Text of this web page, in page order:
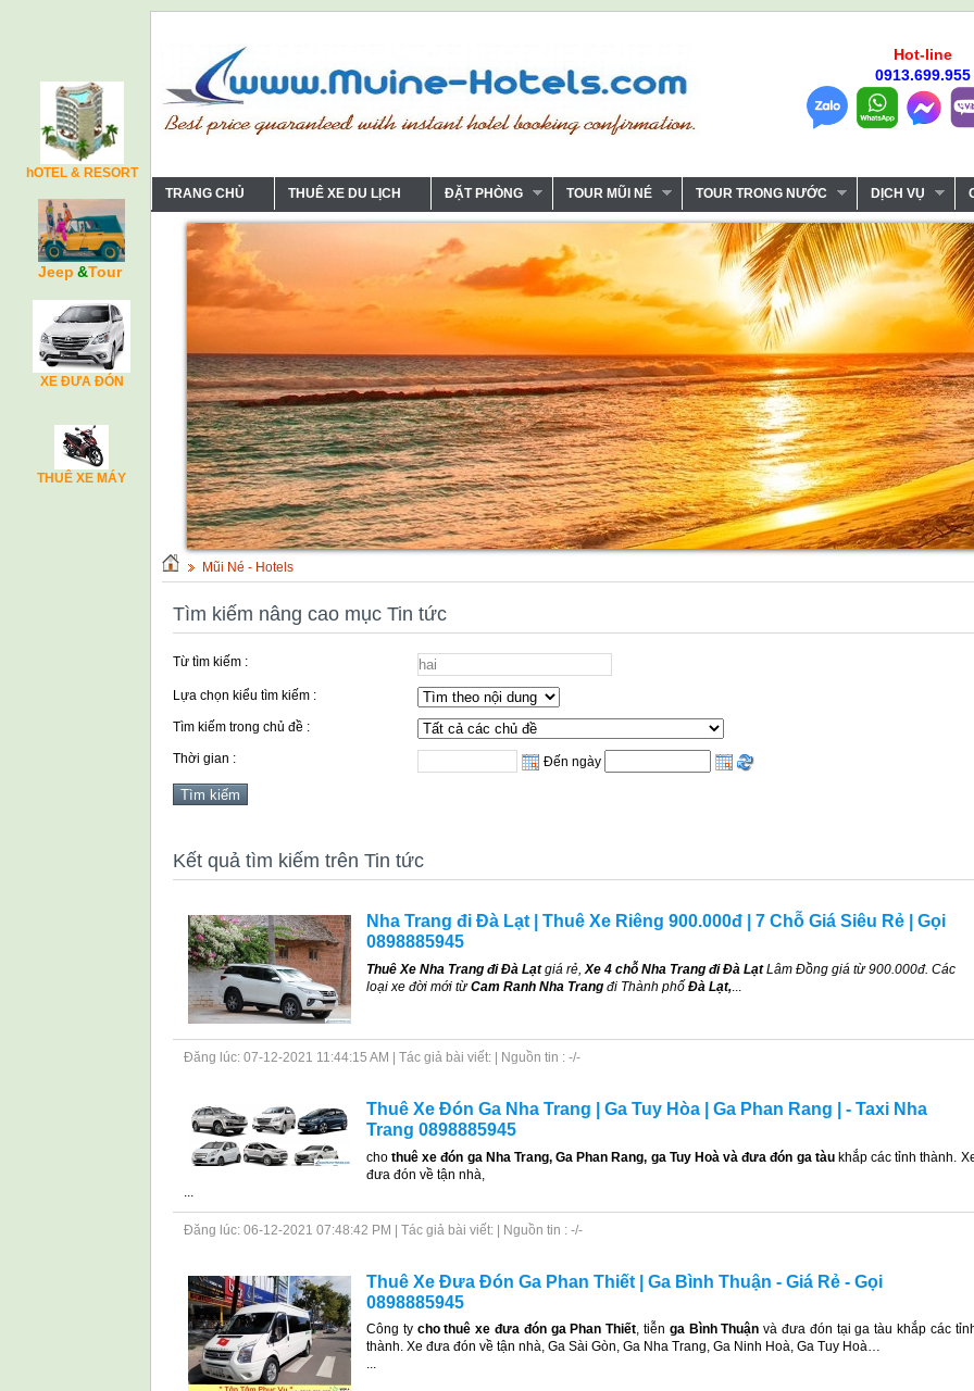
hOTEL & RESORT
Jeep &Tour
XE ĐƯA ĐÓN
THUÊ XE MÁY
Hot-line
0913.699.955
TRANG CHỦ THUÊ XE DU LỊCH ĐẶT PHÒNG TOUR MŨI NÉ TOUR TRONG NƯỚC DỊCH VỤ
Mũi Né - Hotels
Tìm kiếm nâng cao mục Tin tức
Từ tìm kiếm :
Lựa chọn kiểu tìm kiếm :
Tìm kiếm trong chủ đề :
Thời gian : Đến ngày
Kết quả tìm kiếm trên Tin tức
Nha Trang đi Đà Lạt | Thuê Xe Riêng 900.000đ | 7 Chỗ Giá Siêu Rẻ | Gọi
0898885945
Thuê Xe Nha Trang đi Đà Lạtgiá rẻ, Xe 4 chỗ Nha Trang đi Đà LạtLâm Đồng giá từ 900.000đ. Các
loại xe đời mới từCam Ranh Nha Trang đi Thành phố Đà Lạt,
Đăng lúc: 07-12-2021 11:44:15 AM | Tác giả bài viết: | Nguồn tin : -/-
Thuê Xe Đón Ga Nha Trang | Ga Tuy Hòa | Ga Phan Rang | - Taxi Nha
Trang 0898885945
chothuê xe đón ga Nha Trang, Ga Phan Rang, ga Tuy Hoà và đưa đón ga tàukhắp các tỉnh thành.
đưa đón về tận nhà,
Đăng lúc: 06-12-2021 07:48:42 PM | Tác giả bài viết: | Nguồn tin : -/-
Thuê Xe Đưa Đón Ga Phan Thiết | Ga Bình Thuận - Giá Rẻ - Gọi
0898885945
Công ty cho thuê xe đưa đón ga Phan Thiết, tiễn ga Bình Thuận và đưa đón tại ga tàu khắp các
thành. Xe đưa đón về tận nhà, Ga Sài Gòn, Ga Nha Trang, Ga Ninh Hoà, Ga Tuy Hoà…
...